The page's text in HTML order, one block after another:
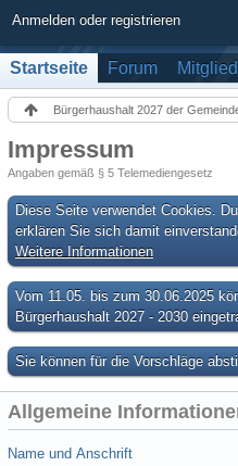
Anmelden oder registrieren
Startseite Forum
Bürgerhaushalt 2027 der
Impressum
Angaben gemäß § 5 Telemediengesetz
Diese Seite verwendet Cookies.
erklären Sie sich damit
Weitere Informationen
Vom 11.05. bis zum 30.06.2025
Bürgerhaushalt 2027 - 2030
Sie können für die Vorschläge
Allgemeine
Name und Anschrift